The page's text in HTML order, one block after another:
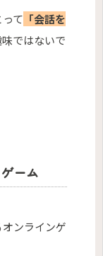
って 「会話を
ではないで
ーム
ンラインゲ